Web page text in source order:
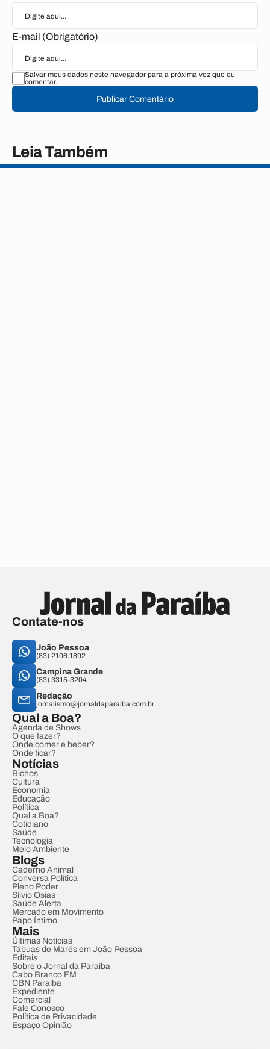
E-mail (Obrigatório)
Salvar meus dados neste navegador para a próxima vez que eu
comentar.
Publicar Comentário
Leia Também
Contate-nos
João Pessoa
(83) 2106.1892
Campina Grande
(83) 3315-3204
Redação
jornalismo@jornaldaparaiba.com.br
Qual a Boa?
Agenda de Shows
O que fazer?
Onde comer e beber?
Onde ficar?
Notícias
Bichos
Cultura
Economia
Educação
Política
Qual a Boa?
Cotidiano
Saúde
Tecnologia
Meio Ambiente
Blogs
Caderno Animal
Conversa Política
Pleno Poder
Sílvio Osias
Saúde Alerta
Mercado em Movimento
Papo Íntimo
Mais
Últimas Notícias
Tábuas de Marés em João Pessoa
Editais
Sobre o Jornal da Paraíba
Cabo Branco FM
CBN Paraíba
Expediente
Comercial
Fale Conosco
Política de Privacidade
Espaço Opinião